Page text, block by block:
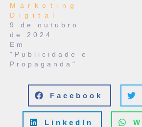
Marketing
Digital
9 de outubro
de 2024
Em
"Publicidade e
Propaganda"
Facebook
LinkedIn